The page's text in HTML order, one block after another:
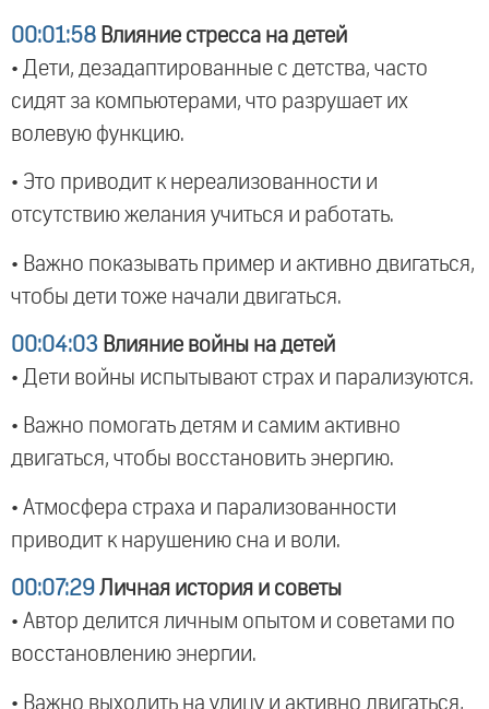
00:01:58 Влияние стресса на детей
• Дети, дезадаптированные с детства, часто
сидят за компьютерами, что разрушает их
волевую функцию.
• Это приводит к нереализованности и
отсутствию желания учиться и работать.
• Важно показывать пример и активно двигаться,
чтобы дети тоже начали двигаться.
00:04:03 Влияние войны на детей
• Дети войны испытывают страх и парализуются.
• Важно помогать детям и самим активно
двигаться, чтобы восстановить энергию.
• Атмосфера страха и парализованности
приводит к нарушению сна и воли.
00:07:29 Личная история и советы
• Автор делится личным опытом и советами по
восстановлению энергии.
• Важно выходить на улицу и активно двигаться,